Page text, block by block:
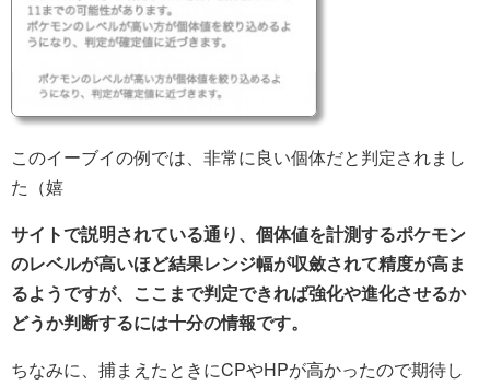
このイーブイの例では、非常に良い個体だと判定されまし
た（嬉
サイトで説明されている通り、個体値を計測するポケモン
のレベルが高いほど結果レンジ幅が収斂されて精度が高ま
るようですが、ここまで判定できれば強化や進化させるか
どうか判断するには十分の情報です。
ちなみに、捕まえたときにCPやHPが高かったので期待し